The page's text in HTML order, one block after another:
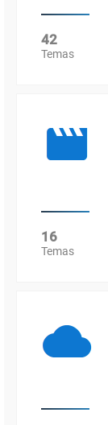
42
Temas
16
Temas